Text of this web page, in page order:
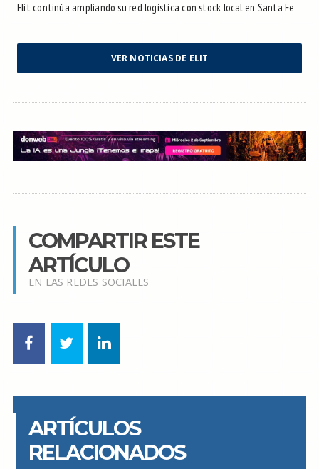
Elit continúa ampliando su red logística con stock local en Santa Fe
VER NOTICIAS DE ELIT
COMPARTIR ESTE
ARTÍCULO
EN LAS REDES SOCIALES
ARTÍCULOS
RELACIONADOS